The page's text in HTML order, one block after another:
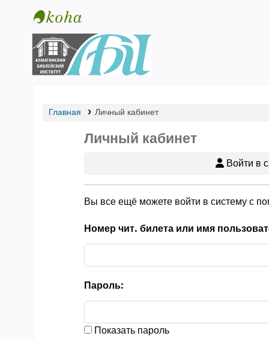
Библиотека АБИ
Главная Личный кабинет
Личный кабинет
Войти в
Вы все ещё можете войти в систему с
Номер чит. билета или имя
Пароль:
Показать пароль